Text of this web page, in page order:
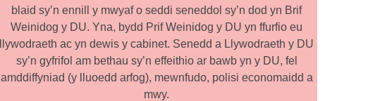
blaid sy’n ennill y mwyaf o seddi seneddol sy’n dod yn Brif
Weinidog y DU. Yna, bydd Prif Weinidog y DU yn ffurfio eu
llywodraeth ac yn dewis y cabinet. Senedd a Llywodraeth y DU
sy’n gyfrifol am bethau sy’n effeithio ar bawb yn y DU, fel
amddiffyniad (y lluoedd arfog), mewnfudo, polisi economaidd a
mwy.